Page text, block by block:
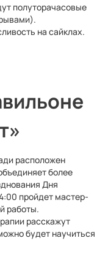
полуторачасовые
на сайклах.
расположен
более
Дня
пройдет мастер-
работы.
расскажут
будет научиться